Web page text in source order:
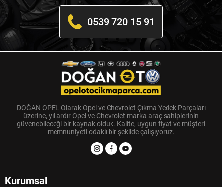
0539 720 15 91
DOĞAN OPEL Olarak Opel ve Chevrolet Çıkma Yedek Parçaları
üzerine, yıllardır Opel ve Chevrolet marka araç sahiplerinin
güvenebileceği bir kaynak olduk. Kalite, uygun fiyat ve müşteri
memnuniyeti odaklı bir şekilde çalışıyoruz.
Kurumsal